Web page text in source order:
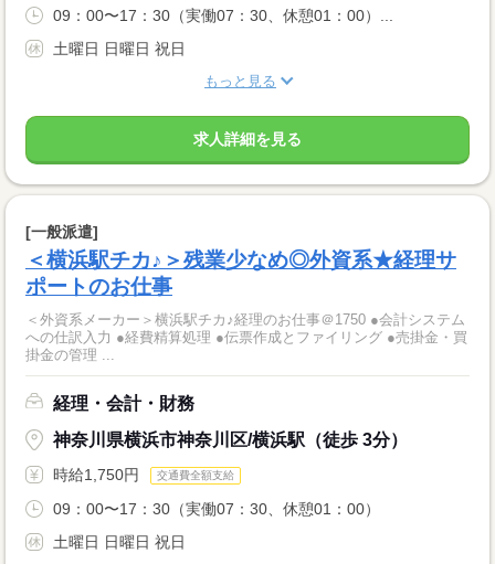
09：00〜17：30（実働07：30、休憩01：00）...
土曜日 日曜日 祝日
もっと見る
求人詳細を見る
[一般派遣]
＜横浜駅チカ♪＞残業少なめ◎外資系★経理サ
ポートのお仕事
＜外資系メーカー＞横浜駅チカ♪経理のお仕事＠1750 ●会計システム
への仕訳入力 ●経費精算処理 ●伝票作成とファイリング ●売掛金・買
掛金の管理 ...
経理・会計・財務
神奈川県横浜市神奈川区/横浜駅（徒歩 3分）
時給1,750円 交通費全額支給
09：00〜17：30（実働07：30、休憩01：00）
土曜日 日曜日 祝日